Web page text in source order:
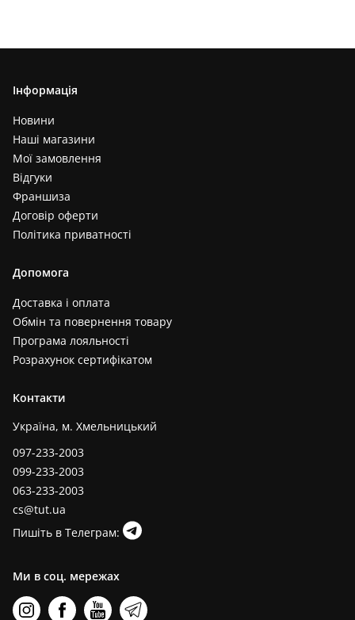
Інформація
Новини
Наші магазини
Мої замовлення
Відгуки
Франшиза
Договір оферти
Політика приватності
Допомога
Доставка і оплата
Обмін та повернення товару
Програма лояльності
Розрахунок сертифікатом
Контакти
Україна, м. Хмельницький
097-233-2003
099-233-2003
063-233-2003
cs@tut.ua
Пишіть в Телеграм:
Ми в соц. мережах